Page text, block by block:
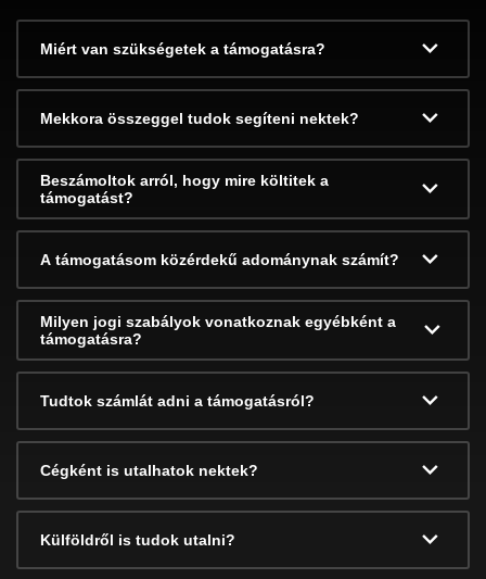
Miért van szükségetek a támogatásra?
Mekkora összeggel tudok segíteni nektek?
Beszámoltok arról, hogy mire költitek a
támogatást?
A támogatásom közérdekű adománynak számít?
Milyen jogi szabályok vonatkoznak egyébként a
támogatásra?
Tudtok számlát adni a támogatásról?
Cégként is utalhatok nektek?
Külföldről is tudok utalni?